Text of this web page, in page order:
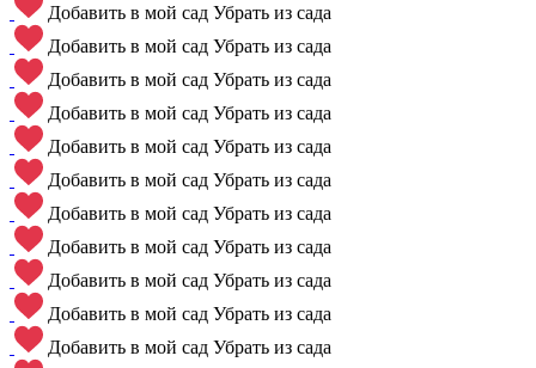
Добавить в мой сад Убрать из сада
Добавить в мой сад Убрать из сада
Добавить в мой сад Убрать из сада
Добавить в мой сад Убрать из сада
Добавить в мой сад Убрать из сада
Добавить в мой сад Убрать из сада
Добавить в мой сад Убрать из сада
Добавить в мой сад Убрать из сада
Добавить в мой сад Убрать из сада
Добавить в мой сад Убрать из сада
Добавить в мой сад Убрать из сада